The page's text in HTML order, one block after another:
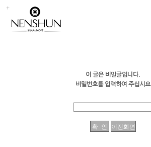
이 글은 비밀글입니다.
비밀번호를 입력하여 주십시요